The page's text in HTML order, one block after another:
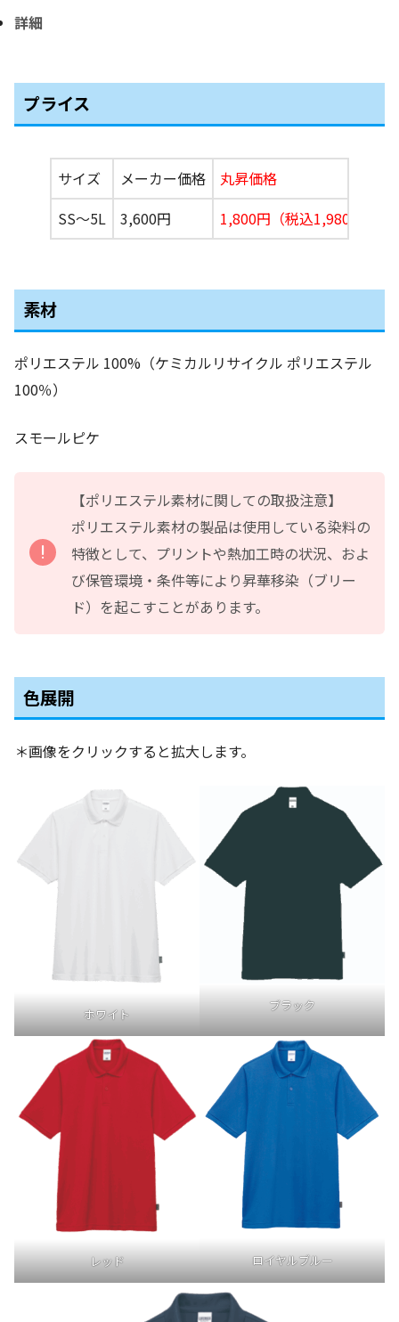
詳細
プライス
サイズ メーカー価格
丸昇価格
SS〜5L
3,600円 1,800円 （税込1,980円）
素材
ポリエステル 100%（ケミカルリサイクル ポリエステル
100％）
スモールピケ
【ポリエステル素材に関しての取扱注意】
ポリエステル素材の製品は使用している染料の
特徴として、プリントや熱加工時の状況、およ
び保管環境・条件等により昇華移染（ブリー
ド）を起こすことがあります。
色展開
＊画像をクリックすると拡大します。
ホワイト
ブラック
レッド ロイヤルブルー